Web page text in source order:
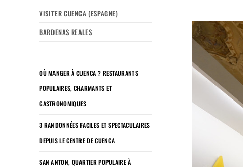
VISITER CUENCA (ESPAGNE)
BARDENAS REALES
OÙ MANGER À CUENCA ? RESTAURANTS
POPULAIRES, CHARMANTS ET
GASTRONOMIQUES
3 RANDONNÉES FACILES ET SPECTACULAIRES
DEPUIS LE CENTRE DE CUENCA
SAN ANTON, QUARTIER POPULAIRE À